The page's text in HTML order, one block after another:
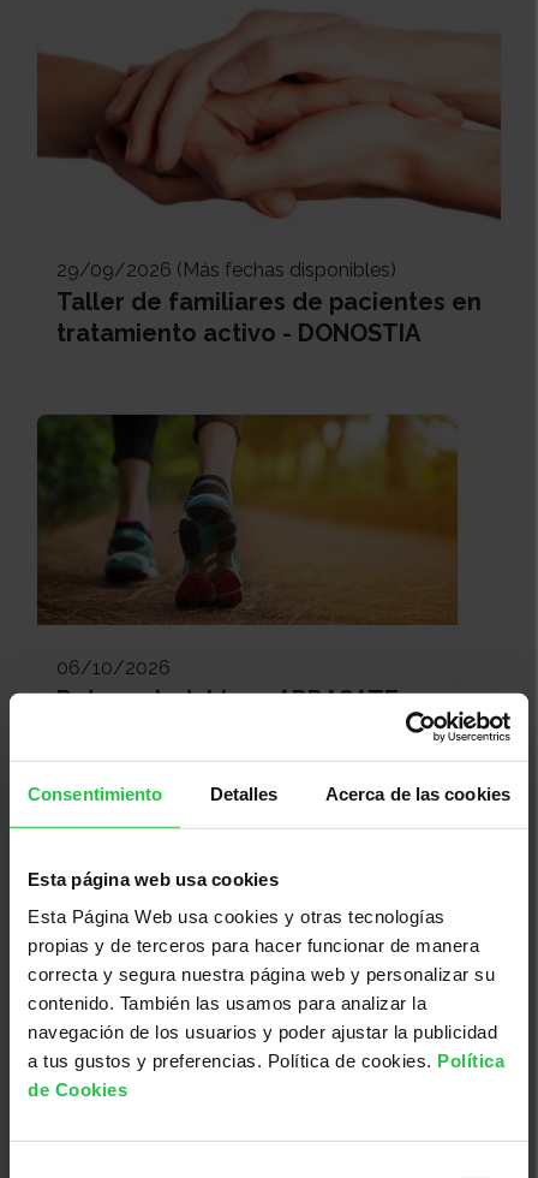
Consentimiento Detalles Acerca de las cookies
Esta página web usa cookies
Esta Página Web usa cookies y otras tecnologías
propias y de terceros para hacer funcionar de manera
correcta y segura nuestra página web y personalizar su
contenido. También las usamos para analizar la
navegación de los usuarios y poder ajustar la publicidad
a tus gustos y preferencias. Política de cookies. Política
de Cookies
29/09/2026 (Más fechas disponibles)
Taller de familiares de pacientes en
tratamiento activo - DONOSTIA
06/10/2026
Rutas saludables - ARRASATE
06/10/2026 (Más fechas disponibles)
Taller de autocuidado 'No te